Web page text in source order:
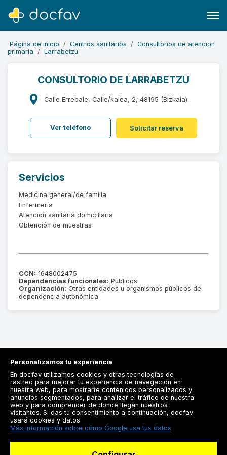
Página de inicio Centros sanitarios
Consultorios de atencion
primaria
Larrabetzu
CONSULTORIO DE LARRABETZU
Calle Errebale, Calle/kalea, 2, 48195 (Bizkaia)
Ver teléfono Solicitar reserva
Servicios
Medicina general/de familia
Enfermería
Atención sanitaria domiciliaria
Obtención de muestras
CCN: 1648002475
Dependencias funcionales: Publicos
Organización: Otras entidades u organismos públicos de
dependencia autonómica
Registrarse
Docfav
Personalizamos tu experiencia
En docfav utilizamos cookies y otras tecnologías de
rastreo para mejorar tu experiencia de navegación en
nuestra web, para mostrarte contenidos personalizados y
anuncios segmentados, para analizar el tráfico de nuestra
web y para comprender de donde llegan nuestros
visitantes. Si das tu consentimiento a continuación, docfav
usará cookies y datos:
Más información sobre cómo Google usa tus datos